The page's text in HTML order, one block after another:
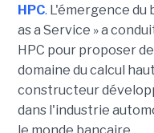
HPC. L'émergence du
as a Service » a
HPC pour proposer
domaine du calcul
constructeur
dans l'industrie